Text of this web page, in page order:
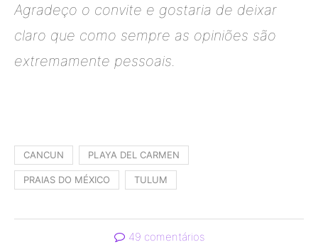
Agradeço o convite e gostaria de deixar
claro que como sempre as opiniões são
extremamente pessoais.
CANCUN PLAYA DEL CARMEN
PRAIAS DO MÉXICO TULUM
49 comentários